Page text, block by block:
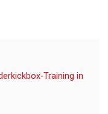
Training in